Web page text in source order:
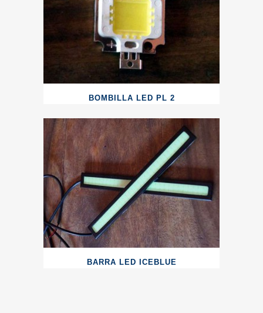
BOMBILLA LED PL 2
BARRA LED ICEBLUE